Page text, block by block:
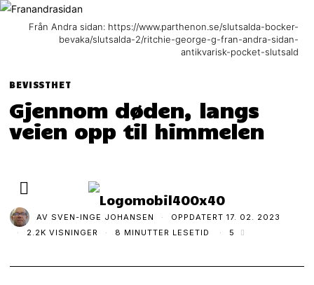
Från Andra sidan: https://www.parthenon.se/slutsalda-bocker-
bevaka/slutsalda-2/ritchie-george-g-fran-andra-sidan-
antikvarisk-pocket-slutsald
BEVISSTHET
Gjennom døden, langs
veien opp til himmelen
AV SVEN-INGE JOHANSEN OPPDATERT17. 02. 2023
2.2K VISNINGER
8 MINUTTER LESETID 5